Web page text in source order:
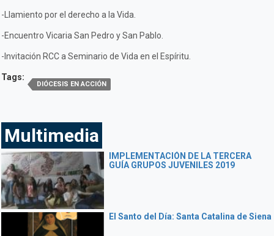
-Llamiento por el derecho a la Vida.
-Encuentro Vicaria San Pedro y San Pablo.
-Invitación RCC a Seminario de Vida en el Espíritu.
Tags:
DIÓCESIS EN ACCIÓN
Multimedia
IMPLEMENTACIÓN DE LA TERCERA
GUÍA GRUPOS JUVENILES 2019
El Santo del Día: Santa Catalina de Siena